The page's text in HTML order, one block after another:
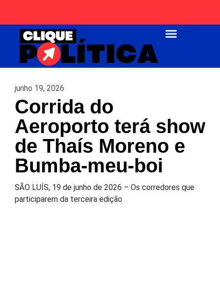
junho 19, 2026
Corrida do
Aeroporto terá show
de Thaís Moreno e
Bumba-meu-boi
SÃO LUÍS, 19 de junho de 2026 – Os corredores que
participarem da terceira edição